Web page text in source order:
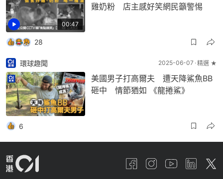
00:47
雞奶粉 店主感好笑網民籲警惕
28
環球趣聞 2025-06-07 精選 ★
美國男子打高爾夫 遭天降鯊魚BB
砸中 情節猶如 《龍捲鯊》
6